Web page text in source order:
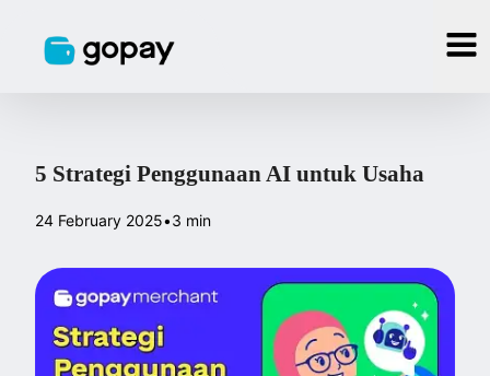
5 Strategi Penggunaan AI untuk Usaha
24 February 2025•3 min